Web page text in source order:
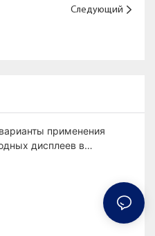
Следующий
применения
дисплеев в